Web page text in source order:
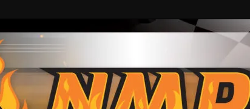
Organisatie
ter wereld!